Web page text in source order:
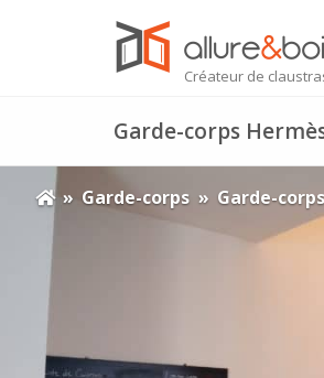
Créateur de
Garde-corps
» Garde-corps » Garde-
PROJET